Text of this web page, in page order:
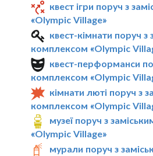
квест ігри поруч з
«Olympic Village»
квест-кімнати поруч з
комплексом «Olympic
квест-перформанси
комплексом «Olympic
кімнати люті поруч з
комплексом «Olympic
музеї поруч з
«Olympic Village»
мурали поруч з